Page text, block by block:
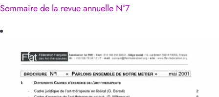
Sommaire de la revue annuelle N°7